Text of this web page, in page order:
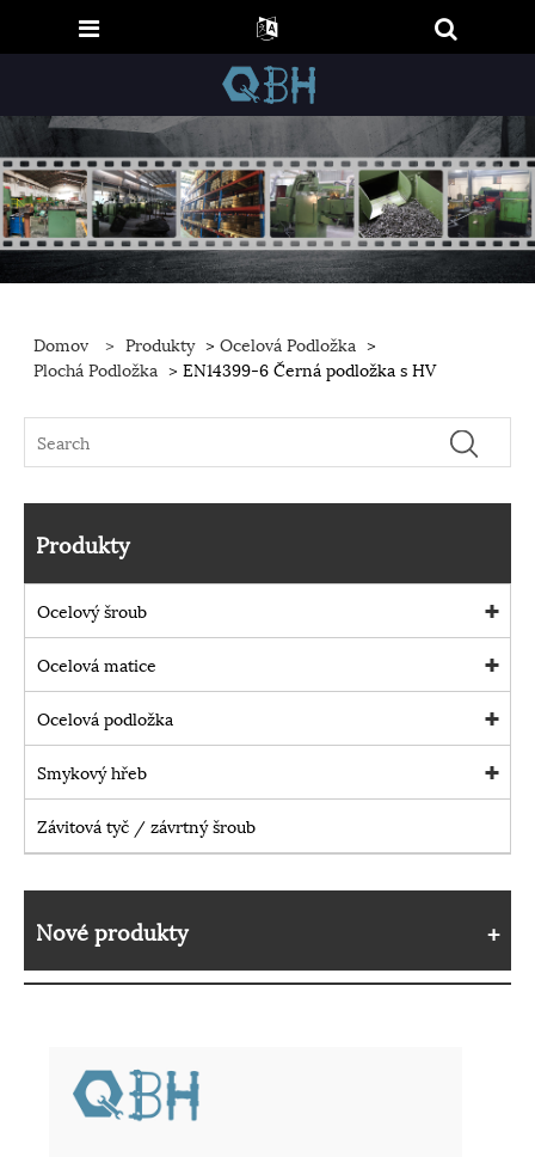
Domov > Produkty >Ocelová Podložka >
Plochá Podložka > EN14399-6 Černá podložka s HV
Produkty
Ocelový šroub
Ocelová matice
Ocelová podložka
Smykový hřeb
Závitová tyč / závrtný šroub
Nové produkty